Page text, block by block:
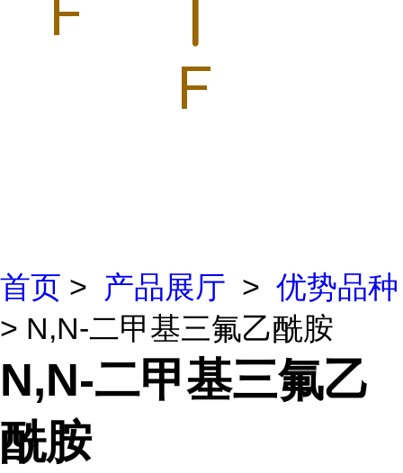
首页 > 产品展厅 > 优势品种
> N,N-二甲基三氟乙酰胺
N,N-二甲基三氟乙
酰胺